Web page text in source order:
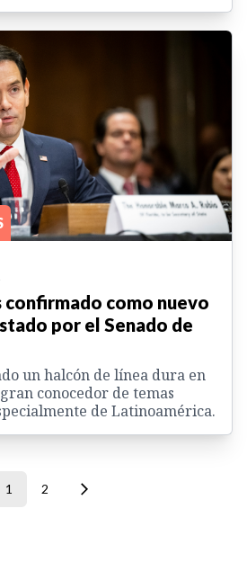
confirmado como nuevo
por el Senado de
un halcón de línea dura en
conocedor de temas
de Latinoamérica.
1 2